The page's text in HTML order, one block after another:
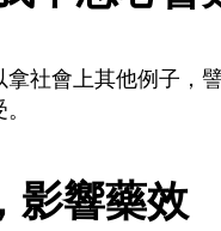
社會上其他例子，
影響藥效